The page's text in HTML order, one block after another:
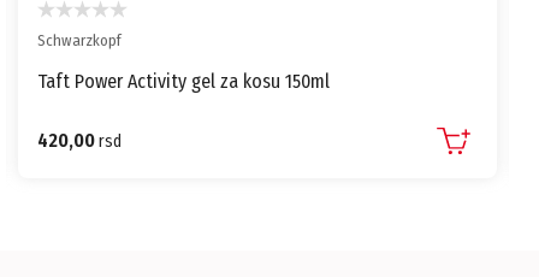
Schwarzkopf
Taft Power Activity gel za kosu 150ml
420,00rsd